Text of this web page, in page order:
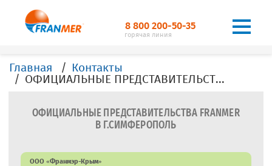
8 800 200-50-35
горячая линия
Главная
Контакты
ОФИЦИАЛЬНЫЕ ПРЕДСТАВИТЕЛЬСТВА, ДИЛЕРЫ, ОФИСЫ, FRANMER в г.Симферополь
ОФИЦИАЛЬНЫЕ ПРЕДСТАВИТЕЛЬСТВА FRANMER
В Г.СИМФЕРОПОЛЬ
ООО «Франмэр-Крым»